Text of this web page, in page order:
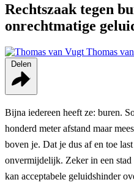
Rechtszaak tegen
onrechtmatige
Thomas
Bijna iedereen heeft ze: buren.
honderd meter afstand maar
boven je. Dat je dus af en toe
onvermijdelijk. Zeker in een
kan acceptabele geluidshinder